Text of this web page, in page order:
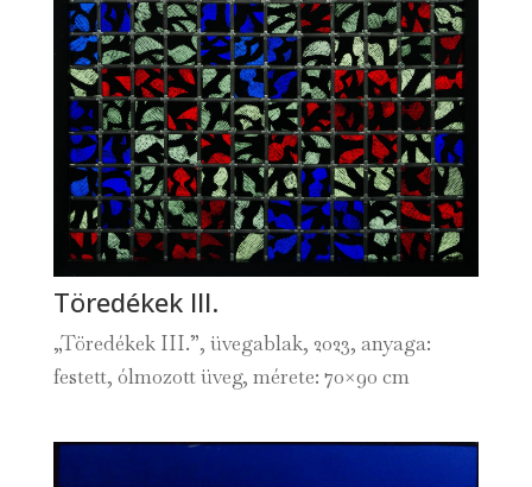
Töredékek III.
„Töredékek III.”, üvegablak, 2023, anyaga:
festett, ólmozott üveg, mérete: 70×90 cm